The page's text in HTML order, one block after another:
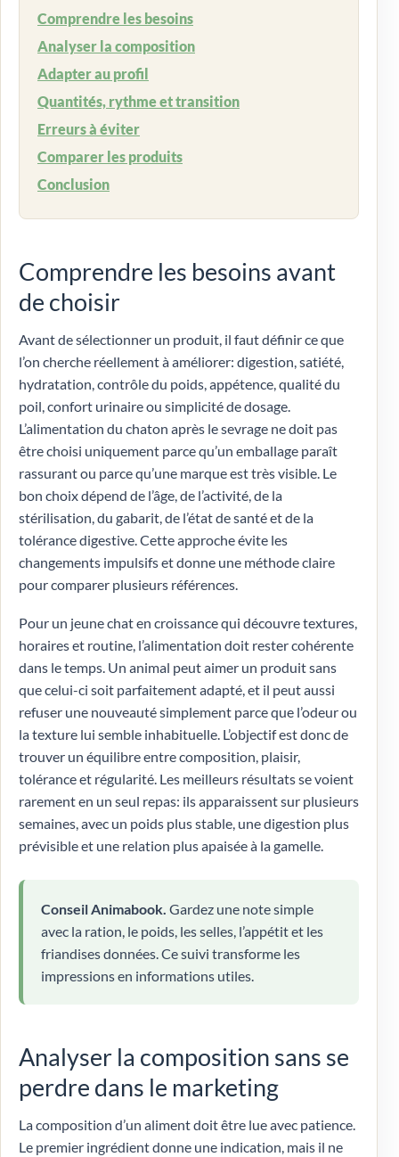
Comprendre les besoins
Analyser la composition
Adapter au profil
Quantités, rythme et transition
Erreurs à éviter
Comparer les produits
Conclusion
Comprendre les besoins avant
de choisir
Avant de sélectionner un produit, il faut définir ce que
l’on cherche réellement à améliorer: digestion, satiété,
hydratation, contrôle du poids, appétence, qualité du
poil, confort urinaire ou simplicité de dosage.
L’alimentation du chaton après le sevrage ne doit pas
être choisi uniquement parce qu’un emballage paraît
rassurant ou parce qu’une marque est très visible. Le
bon choix dépend de l’âge, de l’activité, de la
stérilisation, du gabarit, de l’état de santé et de la
tolérance digestive. Cette approche évite les
changements impulsifs et donne une méthode claire
pour comparer plusieurs références.
Pour un jeune chat en croissance qui découvre textures,
horaires et routine, l’alimentation doit rester cohérente
dans le temps. Un animal peut aimer un produit sans
que celui-ci soit parfaitement adapté, et il peut aussi
refuser une nouveauté simplement parce que l’odeur ou
la texture lui semble inhabituelle. L’objectif est donc de
trouver un équilibre entre composition, plaisir,
tolérance et régularité. Les meilleurs résultats se voient
rarement en un seul repas: ils apparaissent sur plusieurs
semaines, avec un poids plus stable, une digestion plus
prévisible et une relation plus apaisée à la gamelle.
Conseil Animabook. Gardez une note simple
avec la ration, le poids, les selles, l’appétit et les
friandises données. Ce suivi transforme les
impressions en informations utiles.
Analyser la composition sans se
perdre dans le marketing
La composition d’un aliment doit être lue avec patience.
Le premier ingrédient donne une indication, mais il ne